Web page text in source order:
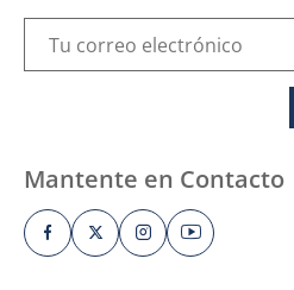
Mantente en Contacto